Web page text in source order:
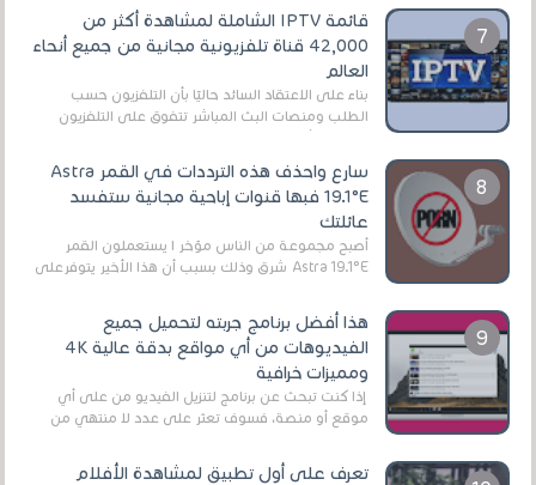
قائمة IPTV الشاملة لمشاهدة أكثر من
42,000 قناة تلفزيونية مجانية من جميع أنحاء
العالم
بناءً على الاعتقاد السائد حاليًا بأن التلفزيون حسب
الطلب ومنصات البث المباشر تتفوق على التلفزيون
الرقمي الأرضي التقليدي، يُعدّ IPTV-org خيار...
سارع واحذف هذه الترددات في القمر Astra
19.1°E فبها قنوات إباحية مجانية ستفسد
عائلتك
أصبح مجموعة من الناس مؤخر ا يستعملون القمر
Astra 19.1°E شرق وذلك بسبب أن هذا الأخير يتوفرعلى
هذا أفضل برنامج جربته لتحميل جميع
الفيديوهات من أي مواقع بدقة عالية 4K
ومميزات خرافية
إذا كنت تبحث عن برنامج لتنزيل الفيديو من على أي
موقع أو منصة، فسوف تعثر على عدد لا منتهي من
تعرف على أول تطبيق لمشاهدة الأفلام